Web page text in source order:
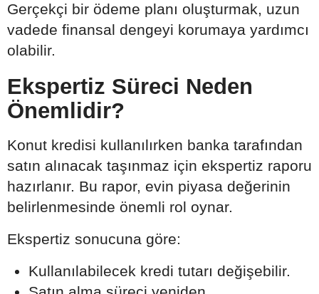
Gerçekçi bir ödeme planı oluşturmak, uzun
vadede finansal dengeyi korumaya yardımcı
olabilir.
Ekspertiz Süreci Neden
Önemlidir?
Konut kredisi kullanılırken banka tarafından
satın alınacak taşınmaz için ekspertiz raporu
hazırlanır. Bu rapor, evin piyasa değerinin
belirlenmesinde önemli rol oynar.
Ekspertiz sonucuna göre:
Kullanılabilecek kredi tutarı değişebilir.